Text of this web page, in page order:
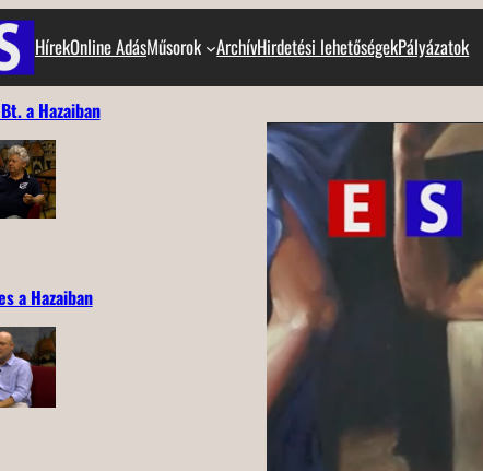
HírekOnline AdásMűsorok ArchívHirdetési lehetőségekPályázatok
a Hazaiban
a Hazaiban